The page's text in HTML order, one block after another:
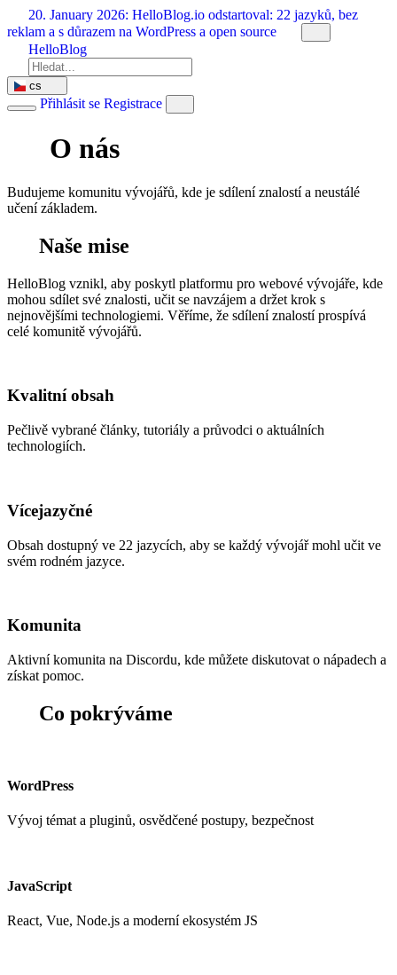
Přeskočit
na
obsah
20. January 2026: HelloBlog.io odstartoval: 22 jazyků, bez
reklam a s důrazem na WordPress a open source
HelloBlog
cs
Přihlásit se Registrace
O nás
Budujeme komunitu vývojářů, kde je sdílení znalostí a neustálé
učení základem.
Naše mise
HelloBlog vznikl, aby poskytl platformu pro webové vývojáře, kde
mohou sdílet své znalosti, učit se navzájem a držet krok s
nejnovějšími technologiemi. Věříme, že sdílení znalostí prospívá
celé komunitě vývojářů.
Kvalitní obsah
Pečlivě vybrané články, tutoriály a průvodci o aktuálních
technologiích.
Vícejazyčné
Obsah dostupný ve 22 jazycích, aby se každý vývojář mohl učit ve
svém rodném jazyce.
Komunita
Aktivní komunita na Discordu, kde můžete diskutovat o nápadech a
získat pomoc.
Co pokrýváme
WordPress
Vývoj témat a pluginů, osvědčené postupy, bezpečnost
JavaScript
React, Vue, Node.js a moderní ekosystém JS